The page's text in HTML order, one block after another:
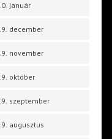
január
december
november
október
szeptember
augusztus